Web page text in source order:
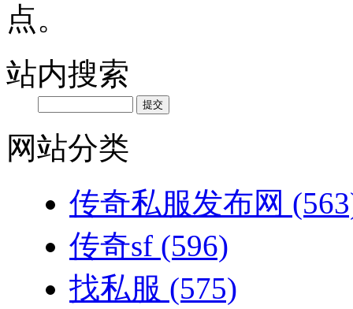
点。
站内搜索
网站分类
传奇私服发布网
传奇sf (596)
找私服 (575)